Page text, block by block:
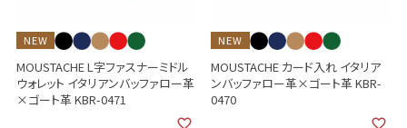
NEW
MOUSTACHE L字ファスナーミドル
ウォレット イタリアンバッファロー革
×ゴート革 KBR-0471
NEW
MOUSTACHE カード入れ イタリア
ンバッファロー革×ゴート革 KBR-
0470